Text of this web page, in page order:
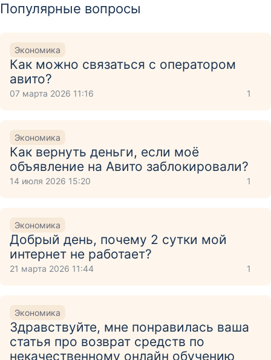
Популярные вопросы
Экономика
Как можно связаться с оператором
авито?
07 марта 2026 11:16 1
Экономика
Как вернуть деньги, если моё
объявление на Авито заблокировали?
14 июля 2026 15:20 1
Экономика
Добрый день, почему 2 сутки мой
интернет не работает?
21 марта 2026 11:44 1
Экономика
Здравствуйте, мне понравилась ваша
статья про возврат средств по
некачественному онлайн обучению